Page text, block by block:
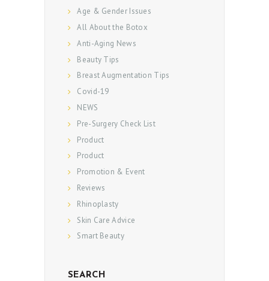
Age & Gender Issues
All About the Botox
Anti-Aging News
Beauty Tips
Breast Augmentation Tips
Covid-19
NEWS
Pre-Surgery Check List
Product
Product
Promotion & Event
Reviews
Rhinoplasty
Skin Care Advice
Smart Beauty
SEARCH